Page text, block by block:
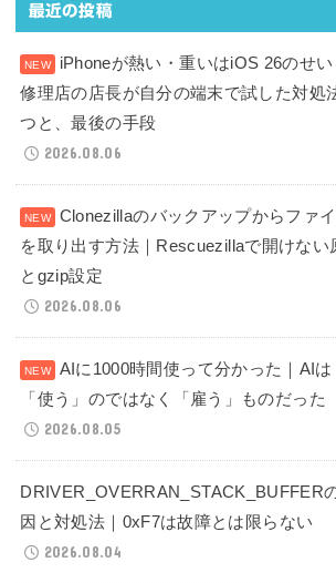
最近の投稿
iPhoneが熱い・重いはiOS 26のせい
修理店の店長が自分の端末で試した対処
つと、最後の手段
2026.08.06
Clonezillaのバックアップからファ
を取り出す方法｜Rescuezillaで開けない
とgzip設定
2026.08.06
AIに1000時間使って分かった｜AIは
「使う」のではなく「雇う」ものだった
2026.08.05
DRIVER_OVERRAN_STACK_BUFFER
因と対処法｜0xF7は故障とは限らない
2026.08.04